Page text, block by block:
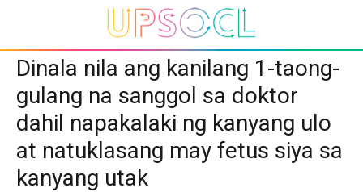
Dinala nila ang kanilang 1-taong-
gulang na sanggol sa doktor
dahil napakalaki ng kanyang ulo
at natuklasang may fetus siya sa
kanyang utak